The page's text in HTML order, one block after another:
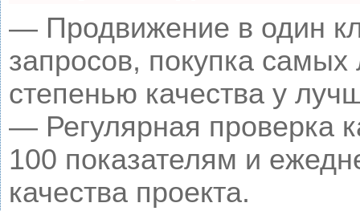
— Продвижение в один
запросов, покупка
степенью качества у
— Регулярная проверка
100 показателям и
качества проекта.